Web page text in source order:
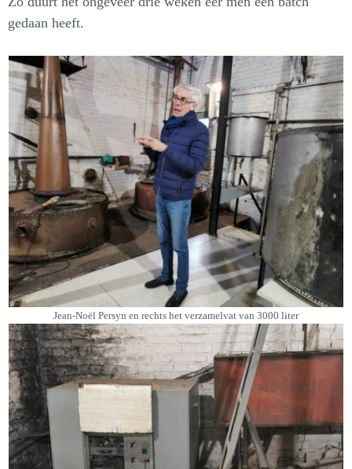
gedaan heeft.
Jean-Noël Persyn en rechts het verzamelvat van 3000 liter